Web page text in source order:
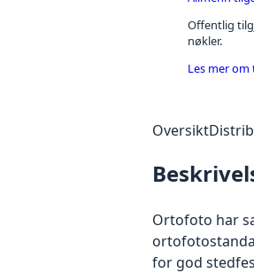
Offentlig
nøkler.
Les mer
Oversikt
Ortofoto har
for god